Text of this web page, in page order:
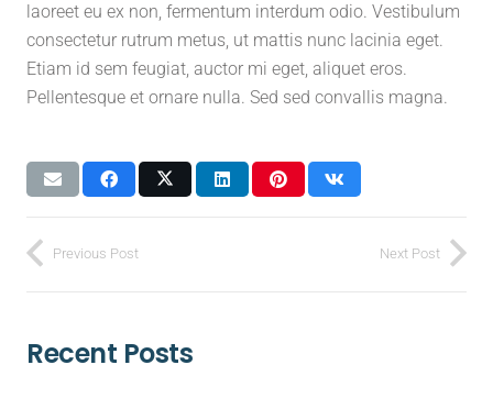
laoreet eu ex non, fermentum interdum odio. Vestibulum
consectetur rutrum metus, ut mattis nunc lacinia eget.
Etiam id sem feugiat, auctor mi eget, aliquet eros.
Pellentesque et ornare nulla. Sed sed convallis magna.
Previous Post Next Post
Recent Posts